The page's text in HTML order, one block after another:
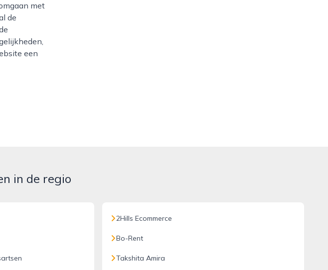
met
de
een
in de regio
2Hills Ecommerce
Bo-Rent
Takshita Amira